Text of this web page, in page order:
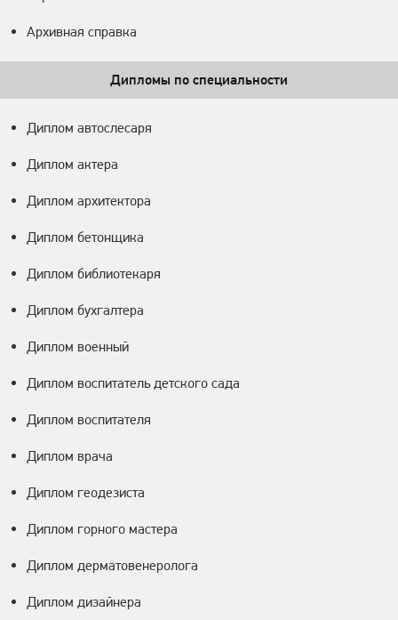
Архивная справка
Дипломы по специальности
Диплом автослесаря
Диплом актера
Диплом архитектора
Диплом бетонщика
Диплом библиотекаря
Диплом бухгалтера
Диплом военный
Диплом воспитатель детского сада
Диплом воспитателя
Диплом врача
Диплом геодезиста
Диплом горного мастера
Диплом дерматовенеролога
Диплом дизайнера